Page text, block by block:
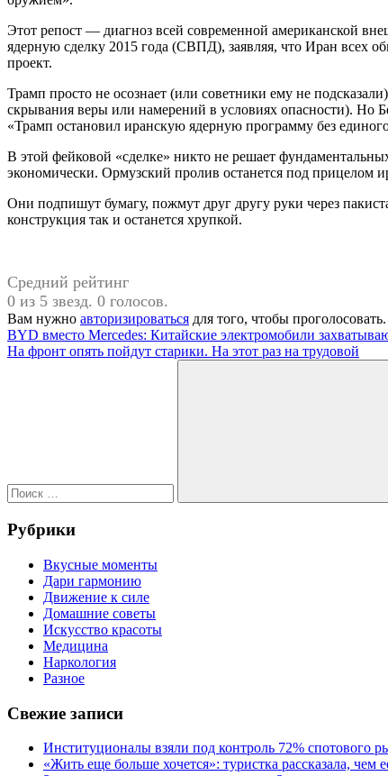
Этот репост — диагноз всей современной американской
ядерную сделку 2015 года (СВПД), заявляя, что Иран всех
проект.
Трамп просто не осознает (или советники ему не
скрывания веры или намерений в условиях опасности). Но
«Трамп остановил иранскую ядерную программу без
В этой фейковой «сделке» никто не решает
экономически. Ормузский пролив останется под прицелом
Они подпишут бумагу, пожмут друг другу руки через
конструкция так и останется хрупкой.
Средний рейтинг
0 из 5 звезд. 0 голосов.
Вам нужно авторизироваться для того, чтобы проголосовать.
#Дональд
Трамп
Навигация
по
Предыдущая
запись:
BYD вместо Mercedes: Китайские электромобили
Следующая
На фронт опять пойдут старики. На этот раз на трудовой
Поиск
Рубрики
Вкусные моменты
Дари гармонию
Движение к силе
Домашние советы
Искусство красоты
Медицина
Наркология
Разное
Свежие записи
Институционалы взяли под контроль 72% спотового
«Жить еще больше хочется»: туристка рассказала,